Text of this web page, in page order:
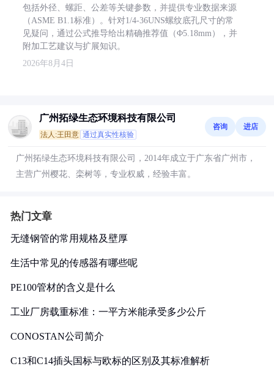
包括外径、螺距、公差等关键参数，并提供专业数据来源
（ASME B1.1标准）。针对1/4-36UNS螺纹底孔尺寸的常
见疑问，通过公式推导给出精确推荐值（Φ5.18mm），并
附加工艺建议与扩展知识。
2026年8月4日
广州拓绿生态环境科技有限公司
法人:王田意 通过真实性核验
咨询 进店
广州拓绿生态环境科技有限公司，2014年成立于广东省广州市，
主营广州樱花、栾树等，专业权威，经验丰富。
热门文章
无缝钢管的常用规格及壁厚
生活中常见的传感器有哪些呢
PE100管材的含义是什么
工业厂房载重标准：一平方米能承受多少公斤
CONOSTAN公司简介
C13和C14插头国标与欧标的区别及其标准解析